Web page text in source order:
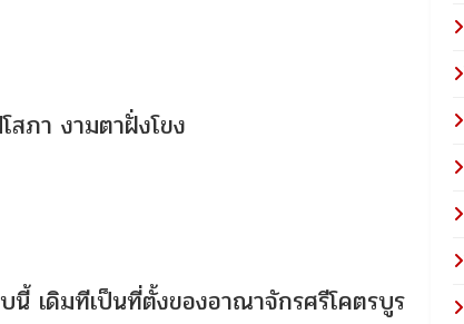
ภา งามตาฝั่งโขง
นี้ เดิมทีเป็นที่ตั้งของอาณาจักรศรีโคตรบูร